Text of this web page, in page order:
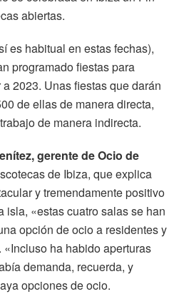
abiertas.
es habitual en estas fechas),
programado fiestas para
2023. Unas fiestas que darán
de ellas de manera directa,
de manera indirecta.
gerente de Ocio de
de Ibiza, que explica
y tremendamente positivo
isla, «estas cuatro salas se han
opción de ocio a residentes y
ha habido aperturas
demanda, recuerda, y
opciones de ocio.